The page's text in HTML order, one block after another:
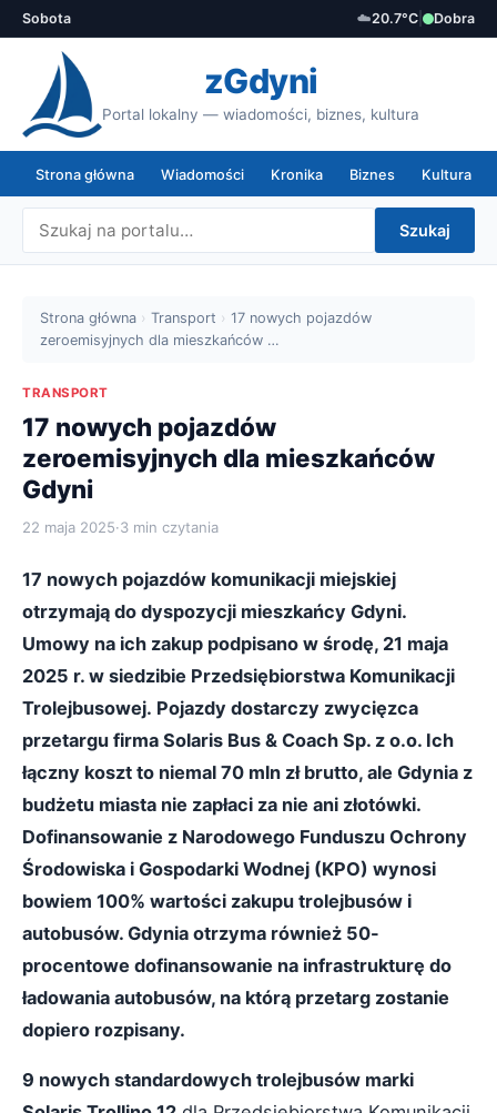
Sobota ☁️20.7°C Dobra
zGdyni
Portal lokalny — wiadomości, biznes, kultura
Strona główna Wiadomości Kronika Biznes Kultura
Szukaj
Strona główna › Transport › 17 nowych pojazdów
zeroemisyjnych dla mieszkańców …
TRANSPORT
17 nowych pojazdów
zeroemisyjnych dla mieszkańców
Gdyni
22 maja 2025·3 min czytania
17 nowych pojazdów komunikacji miejskiej
otrzymają do dyspozycji mieszkańcy Gdyni.
Umowy na ich zakup podpisano w środę, 21 maja
2025 r. w siedzibie Przedsiębiorstwa Komunikacji
Trolejbusowej. Pojazdy dostarczy zwycięzca
przetargu firma Solaris Bus & Coach Sp. z o.o. Ich
łączny koszt to niemal 70 mln zł brutto, ale Gdynia z
budżetu miasta nie zapłaci za nie ani złotówki.
Dofinansowanie z Narodowego Funduszu Ochrony
Środowiska i Gospodarki Wodnej (KPO) wynosi
bowiem 100% wartości zakupu trolejbusów i
autobusów. Gdynia otrzyma również 50-
procentowe dofinansowanie na infrastrukturę do
ładowania autobusów, na którą przetarg zostanie
dopiero rozpisany.
9 nowych standardowych trolejbusów marki